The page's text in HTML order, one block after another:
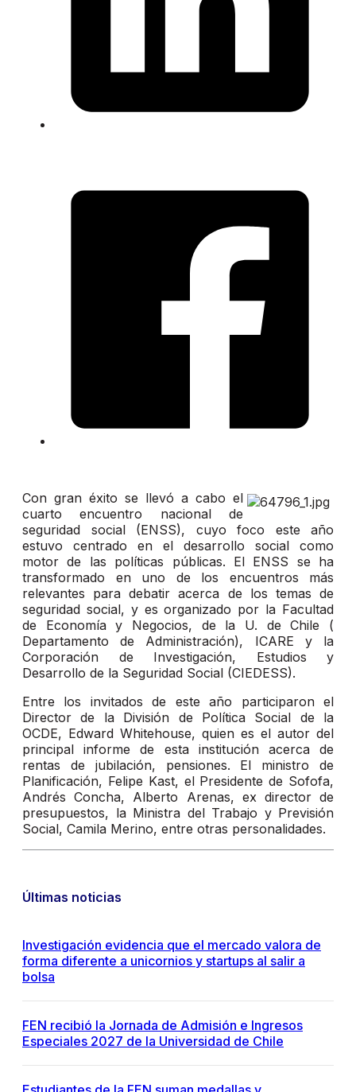
Con gran éxito se llevó a cabo el
cuarto encuentro nacional de
seguridad social (ENSS), cuyo foco este año
estuvo centrado en el desarrollo social como
motor de las políticas públicas. El ENSS se ha
transformado en uno de los encuentros más
relevantes para debatir acerca de los temas de
seguridad social, y es organizado por la Facultad
de Economía y Negocios, de la U. de Chile (
Departamento de Administración), ICARE y la
Corporación de Investigación, Estudios y
Desarrollo de la Seguridad Social (CIEDESS).
Entre los invitados de este año participaron el
Director de la División de Política Social de la
OCDE, Edward Whitehouse, quien es el autor del
principal informe de esta institución acerca de
rentas de jubilación, pensiones. El ministro de
Planificación, Felipe Kast, el Presidente de Sofofa,
Andrés Concha, Alberto Arenas, ex director de
presupuestos, la Ministra del Trabajo y Previsión
Social, Camila Merino, entre otras personalidades.
Últimas noticias
Investigación evidencia que el mercado valora de
forma diferente a unicornios y startups al salir a
bolsa
FEN recibió la Jornada de Admisión e Ingresos
Especiales 2027 de la Universidad de Chile